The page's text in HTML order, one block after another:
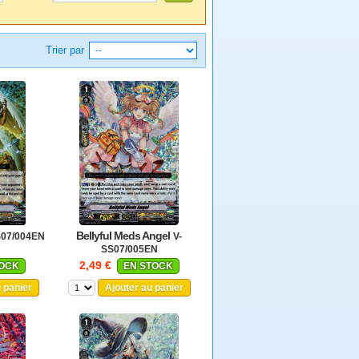
Trier par
004EN
panier
Bellyful Meds Angel V-
SS07/005EN
2,49 €
EN STOCK
Ajouter au panier